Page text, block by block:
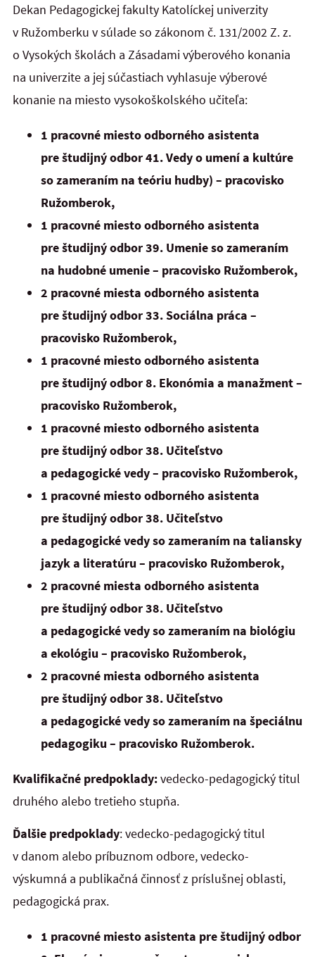
Dekan Pedagogickej fakulty Katolíckej univerzity
v Ružomberku v súlade so zákonom č. 131/2002 Z. z.
o Vysokých školách a Zásadami výberového konania
na univerzite a jej súčastiach vyhlasuje výberové
konanie na miesto vysokoškolského učiteľa:
1 pracovné miesto odborného asistenta
pre študijný odbor 41. Vedy o umení a kultúre
so zameraním na teóriu hudby) – pracovisko
Ružomberok,
1 pracovné miesto odborného asistenta
pre študijný odbor 39. Umenie so zameraním
na hudobné umenie – pracovisko Ružomberok,
2 pracovné miesta odborného asistenta
pre študijný odbor 33. Sociálna práca –
pracovisko Ružomberok,
1 pracovné miesto odborného asistenta
pre študijný odbor 8. Ekonómia a manažment –
pracovisko Ružomberok,
1 pracovné miesto odborného asistenta
pre študijný odbor 38. Učiteľstvo
a pedagogické vedy – pracovisko Ružomberok,
1 pracovné miesto odborného asistenta
pre študijný odbor 38. Učiteľstvo
a pedagogické vedy so zameraním na taliansky
jazyk a literatúru – pracovisko Ružomberok,
2 pracovné miesta odborného asistenta
pre študijný odbor 38. Učiteľstvo
a pedagogické vedy so zameraním na biológiu
a ekológiu – pracovisko Ružomberok,
2 pracovné miesta odborného asistenta
pre študijný odbor 38. Učiteľstvo
a pedagogické vedy so zameraním na špeciálnu
pedagogiku – pracovisko Ružomberok.
Kvalifikačné predpoklady:vedecko-pedagogický titul
druhého alebo tretieho stupňa.
Ďalšie predpoklady: vedecko-pedagogický titul
v danom alebo príbuznom odbore, vedecko-
výskumná a publikačná činnosť z príslušnej oblasti,
pedagogická prax.
1 pracovné miesto asistenta pre študijný odbor